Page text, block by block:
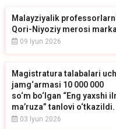
Malayziyalik
Qori-Niyoziy merosi
09 Iyun 2026
Magistratura talabalari
jamg‘armasi 10 000 000
so‘m bo‘lgan “Eng yaxshi
ma’ruza” tanlovi o‘tkazildi.
03 Iyun 2026